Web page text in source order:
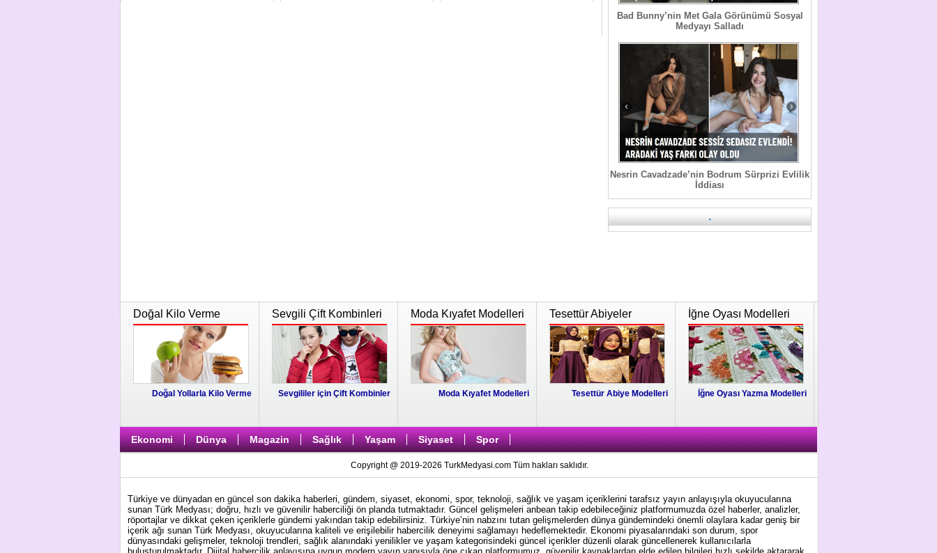
Bad Bunny’nin Met Gala Görünümü Sosyal
Medyayı Salladı
Nesrin Cavadzade’nin Bodrum Sürprizi Evlilik
İddiası
.
Doğal Kilo Verme
Doğal Yollarla Kilo Verme
Sevgili Çift Kombinleri
Sevgililer için Çift Kombinler
Moda Kıyafet Modelleri
Moda Kıyafet Modelleri
Tesettür Abiyeler
Tesettür Abiye Modelleri
İğne Oyası Modelleri
İğne Oyası Yazma Modelleri
Ekonomi Dünya Magazin Sağlık Yaşam Siyaset Spor
Copyright @ 2019-2026 TurkMedyasi.com Tüm hakları saklıdır.
Türkiye ve dünyadan en güncel son dakika haberleri, gündem, siyaset, ekonomi, spor, teknoloji, sağlık ve yaşam içeriklerini tarafsız yayın anlayışıyla okuyucularına
sunan Türk Medyası; doğru, hızlı ve güvenilir haberciliği ön planda tutmaktadır. Güncel gelişmeleri anbean takip edebileceğiniz platformumuzda özel haberler, analizler,
röportajlar ve dikkat çeken içeriklerle gündemi yakından takip edebilirsiniz. Türkiye’nin nabzını tutan gelişmelerden dünya gündemindeki önemli olaylara kadar geniş bir
içerik ağı sunan Türk Medyası, okuyucularına kaliteli ve erişilebilir habercilik deneyimi sağlamayı hedeflemektedir. Ekonomi piyasalarındaki son durum, spor
dünyasındaki gelişmeler, teknoloji trendleri, sağlık alanındaki yenilikler ve yaşam kategorisindeki güncel içerikler düzenli olarak güncellenerek kullanıcılarla